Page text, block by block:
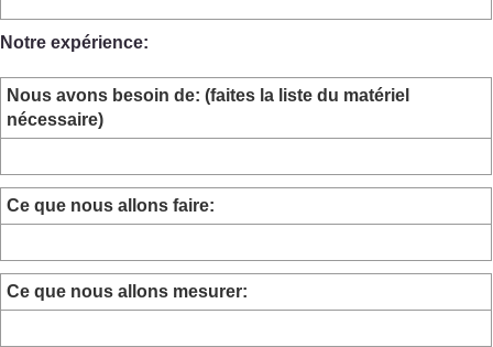
Notre expérience:
Nous avons besoin de: (faites la liste du matériel
nécessaire)
Ce que nous allons faire:
Ce que nous allons mesurer: